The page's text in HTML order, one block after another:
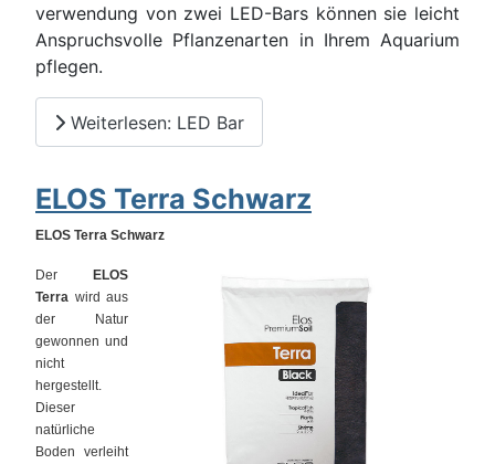
verwendung von zwei LED-Bars können sie leicht
Anspruchsvolle Pflanzenarten in Ihrem Aquarium
pflegen.
Weiterlesen: LED Bar
ELOS Terra Schwarz
ELOS Terra Schwarz
Der
ELOS
Terra wird aus
der Natur
gewonnen und
nicht
hergestellt.
Dieser
natürliche
Boden verleiht